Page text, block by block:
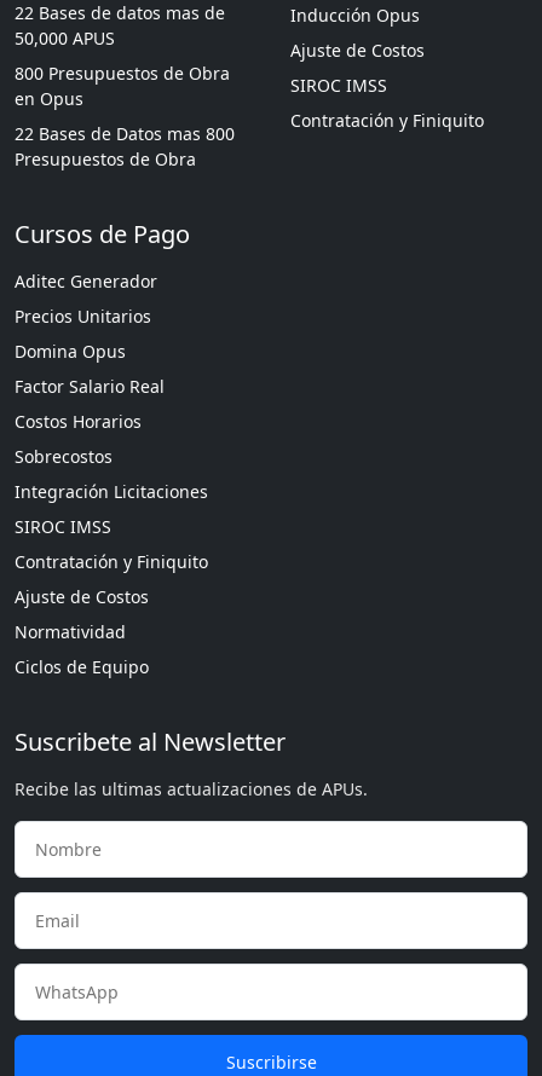
22 Bases de datos mas de
50,000 APUS
800 Presupuestos de Obra
en Opus
22 Bases de Datos mas 800
Presupuestos de Obra
Inducción Opus
Ajuste de Costos
SIROC IMSS
Contratación y Finiquito
Cursos de Pago
Aditec Generador
Precios Unitarios
Domina Opus
Factor Salario Real
Costos Horarios
Sobrecostos
Integración Licitaciones
SIROC IMSS
Contratación y Finiquito
Ajuste de Costos
Normatividad
Ciclos de Equipo
Suscribete al Newsletter
Recibe las ultimas actualizaciones de APUs.
Suscribirse